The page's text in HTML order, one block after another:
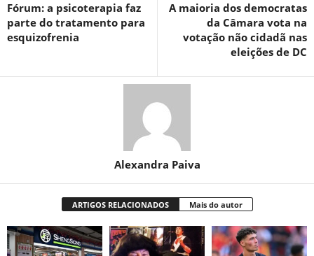
Fórum: a psicoterapia faz
parte do tratamento para
esquizofrenia
A maioria dos democratas
da Câmara vota na
votação não cidadã nas
eleições de DC
Alexandra Paiva
ARTIGOS RELACIONADOS Mais do autor